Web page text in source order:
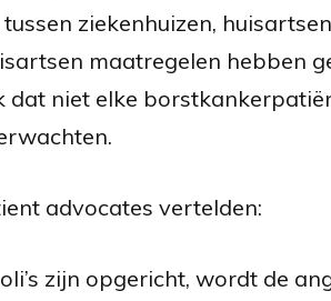
ziekenhuizen,
maatregelen hebben
niet elke
advocates vertelden:
zijn opgericht, wordt de